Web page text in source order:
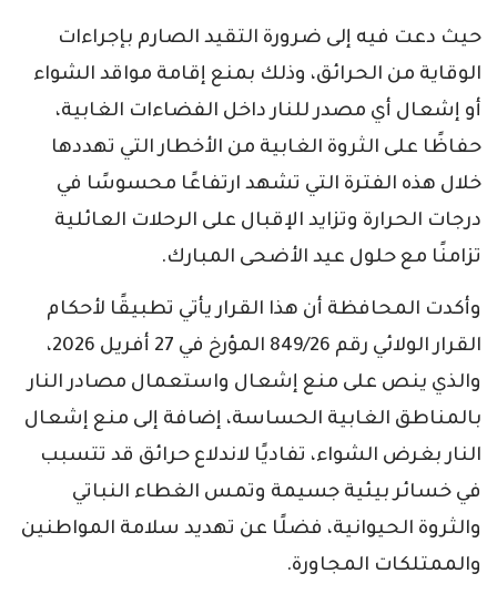
حيث دعت فيه إلى ضرورة التقيد الصارم بإجراءات
الوقاية من الحرائق، وذلك بمنع إقامة مواقد الشواء
أو إشعال أي مصدر للنار داخل الفضاءات الغابية،
حفاظًا على الثروة الغابية من الأخطار التي تهددها
خلال هذه الفترة التي تشهد ارتفاعًا محسوسًا في
درجات الحرارة وتزايد الإقبال على الرحلات العائلية
تزامنًا مع حلول عيد الأضحى المبارك.
وأكدت المحافظة أن هذا القرار يأتي تطبيقًا لأحكام
القرار الولائي رقم 849/26 المؤرخ في 27 أفريل 2026،
والذي ينص على منع إشعال واستعمال مصادر النار
بالمناطق الغابية الحساسة، إضافة إلى منع إشعال
النار بغرض الشواء، تفاديًا لاندلاع حرائق قد تتسبب
في خسائر بيئية جسيمة وتمس الغطاء النباتي
والثروة الحيوانية، فضلًا عن تهديد سلامة المواطنين
والممتلكات المجاورة.